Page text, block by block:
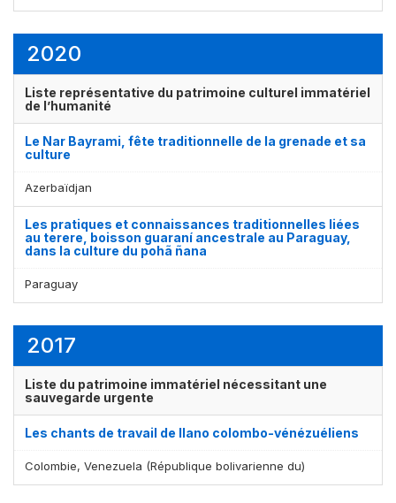
2020
Liste représentative du patrimoine culturel immatériel
de l’humanité
Le Nar Bayrami, fête traditionnelle de la grenade et sa
culture
Azerbaïdjan
Les pratiques et connaissances traditionnelles liées
au terere, boisson guaraní ancestrale au Paraguay,
dans la culture du pohã ñana
Paraguay
2017
Liste du patrimoine immatériel nécessitant une
sauvegarde urgente
Les chants de travail de llano colombo-vénézuéliens
Colombie, Venezuela (République bolivarienne du)